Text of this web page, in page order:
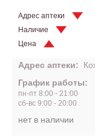
Адрес аптеки
Наличие
Цена
Адрес аптеки:
График работы:
пн-пт 8:00 - 21:00
сб-вс 9:00 - 20:00
нет в наличии